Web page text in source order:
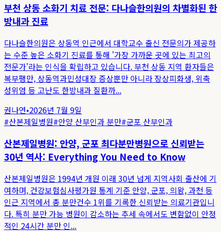
부천 상동 소화기 치료 전문: 다나슬한의원의 차별화된 한
방내과 진료
다나슬한의원은 상동역 인근에서 대학교수 출신 전문의가 제공하
는 수준 높은 소화기 진료를 통해 '가장 가까운 곳에 있는 최고의
전문가'라는 인식을 확립하고 있습니다. 부천 상동 지역 환자들은
복부팽만, 상동역과민성대장 증상뿐만 아니라 장상피화생, 위축
성위염 등 고난도 한방내과 질환까...
권나연•2026년 7월 9일
#산본제일병원#안양 산부인과 분만#군포 산부인과
산본제일병원: 안양, 군포 최다분만병원으로 신뢰받는
30년 역사: Everything You Need to Know
산본제일병원은 1994년 개원 이래 30년 넘게 지역사회 출산에 기
여하며, 건강보험심사평가원 통계 기준 안양, 군포, 의왕, 과천 등
인근 지역에서 총 분만건수 1위를 기록한 신뢰받는 의료기관입니
다. 특히 분만 가능 병원이 감소하는 추세 속에서도 변함없이 안정
적인 24시간 분만 인...